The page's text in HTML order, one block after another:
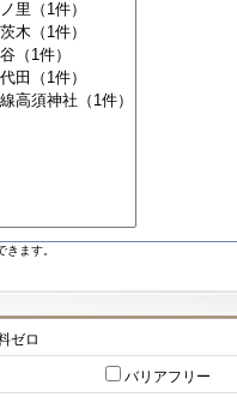
ます。
ゼロ
バリアフリー